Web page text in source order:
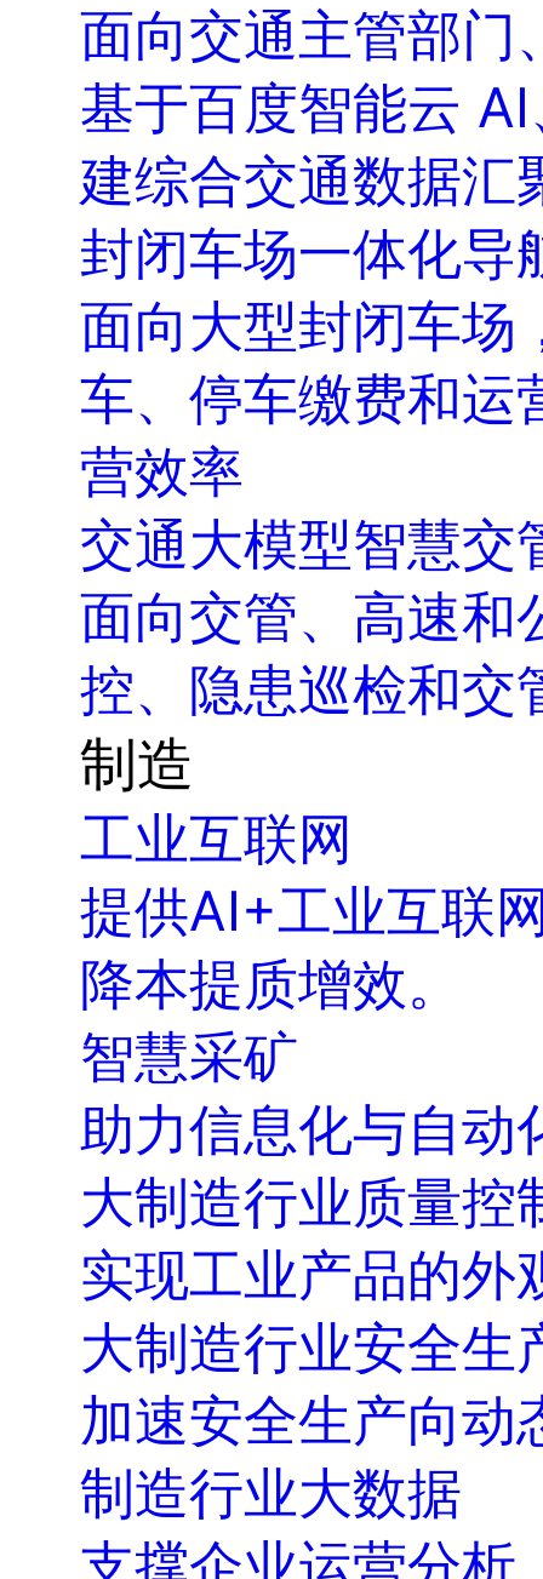
面向交通主管部门
基于百度智能云
建综合交通数据汇
封闭车场一体化导
面向大型封闭车场
车、停车缴费和运
营效率
交通大模型智慧交
面向交管、高速和
控、隐患巡检和交
制造
工业互联网
提供AI+工业互联
降本提质增效。
智慧采矿
助力信息化与自动
大制造行业质量控
实现工业产品的外
大制造行业安全生
加速安全生产向动
制造行业大数据
支撑企业运营分析